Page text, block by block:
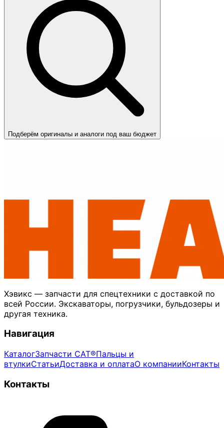
Подберём оригиналы и аналоги под ваш бюджет
Хэвикс — запчасти для спецтехники с доставкой по
всей России. Экскаваторы, погрузчики, бульдозеры и
другая техника.
Навигация
КаталогЗапчасти CAT®Пальцы и
втулкиСтатьиДоставка и оплатаО компанииКонтакты
Контакты